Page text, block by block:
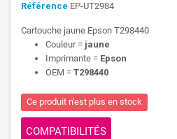
Référence EP-UT2984
Cartouche jaune Epson T298440
Couleur = jaune
Imprimante = Epson
OEM = T298440
Ce produit n'est plus en stock
COMPATIBILITÉS